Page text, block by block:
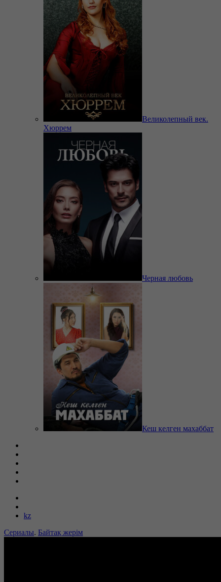
Великолепный век.
Хюррем
Черная любовь
Кеш келген махаббат
kz
Сериалы. Байтақ жерім